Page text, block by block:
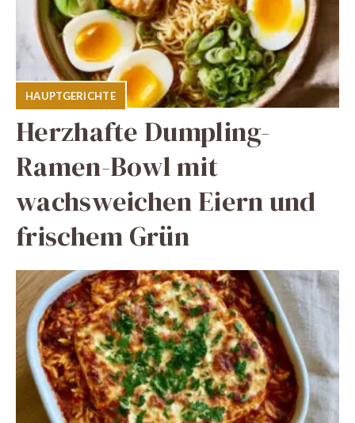
HAUPTGERICHTE
Herzhafte Dumpling-
Ramen-Bowl mit
wachsweichen Eiern und
frischem Grün